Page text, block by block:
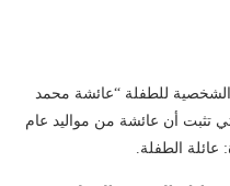
الشخصية للطفلة “عائشة محمد
تثبت أن عائشة من مواليد عام